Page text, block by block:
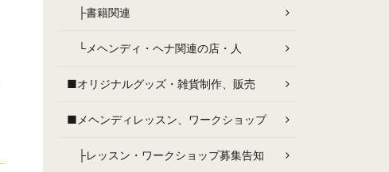
├書籍関連
└メヘンディ・ヘナ関連の店・人
■オリジナルグッズ・雑貨制作、販売
■メヘンディレッスン、ワークショップ
├レッスン・ワークショップ募集告知